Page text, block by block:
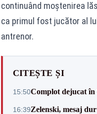
continuând moștenirea
ca primul fost jucător al
antrenor.
CITEȘTE ȘI
15:50Complot dejucat în
16:39Zelenski, mesaj